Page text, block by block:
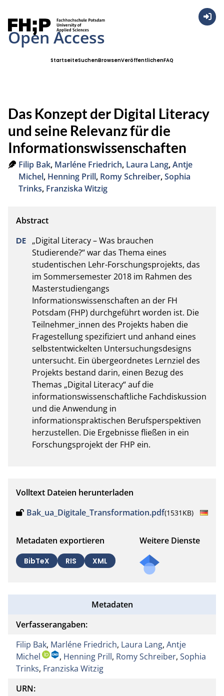
Open Access
StartseiteSuchenBrowsenVeröffentlichenFAQ
Das Konzept der Digital Literacy
und seine Relevanz für die
Informationswissenschaften
Filip Bak, Marléne Friedrich, Laura Lang,Antje
Michel, Henning Prill, Romy Schreiber,Sophia
Trinks, Franziska Witzig
„Digital Literacy – Was brauchen
Studierende?“ war das Thema eines
studentischen Lehr-Forschungsprojekts, das
im Sommersemester 2018 im Rahmen des
Masterstudiengangs
Informationswissenschaften an der FH
Potsdam (FHP) durchgeführt worden ist. Die
Teilnehmer_innen des Projekts haben die
Fragestellung spezifiziert und anhand eines
selbstentwickelten Untersuchungsdesigns
untersucht. Ein übergeordnetes Lernziel des
Projekts bestand darin, einen Bezug des
Themas „Digital Literacy“ auf die
informationswissenschaftliche Fachdiskussion
und die Anwendung in
informationspraktischen Berufsperspektiven
herzustellen. Die Ergebnisse fließen in ein
Forschungsprojekt der FHP ein.
Volltext Dateien herunterladen
Bak_ua_Digitale_Transformation.pdf(1531KB)
Metadaten exportieren
BibTeX RIS XML
Weitere Dienste
Metadaten
Verfasserangaben:
Filip Bak, Marléne Friedrich, Laura Lang, Antje
Michel
, Henning Prill, Romy Schreiber, Sophia
Trinks, Franziska Witzig
URN: